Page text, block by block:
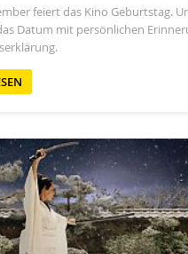
feiert das Kino Geburtstag.
Datum mit persönlichen